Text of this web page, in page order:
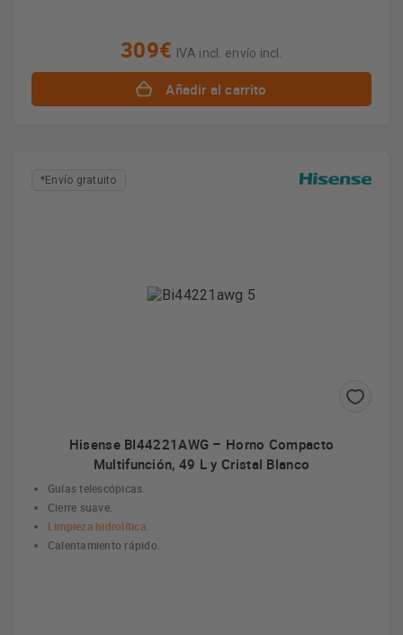
309€ IVA incl. envío incl.
Añadir al carrito
*Envío gratuito
Hisense BI44221AWG – Horno Compacto
Multifunción, 49 L y Cristal Blanco
Guías telescópicas.
Cierre suave.
Limpieza hidrolítica.
Calentamiento rápido.